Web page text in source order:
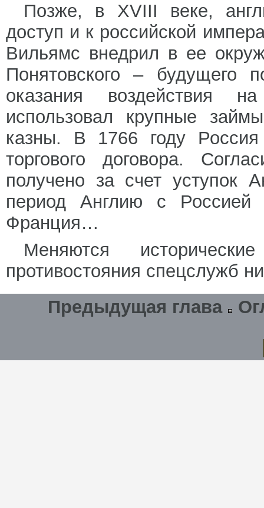
Позже, в XVIII веке,
доступ и к российской
Вильямс внедрил в ее
Понятовского – будущего
оказания воздействия
использовал крупные
казны. В 1766 году
торгового договора.
получено за счет уступок
период Англию с
Франция…
Меняются
противостояния спецслужб
Предыдущая глава